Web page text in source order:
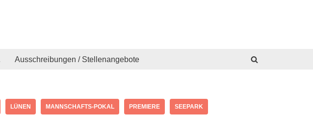
Ausschreibungen / Stellenangebote
LÜNEN MANNSCHAFTS-POKAL PREMIERE SEEPARK